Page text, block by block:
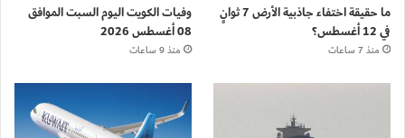
ما حقيقة اختفاء جاذبية الأرض 7 ثوانٍ
في 12 أغسطس؟
منذ 7 ساعات
وفيات الكويت اليوم السبت الموافق
08 أغسطس 2026
منذ 9 ساعات